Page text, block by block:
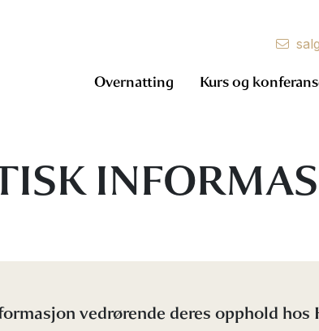
Overnatting Kurs og
vedrørende deres opphold